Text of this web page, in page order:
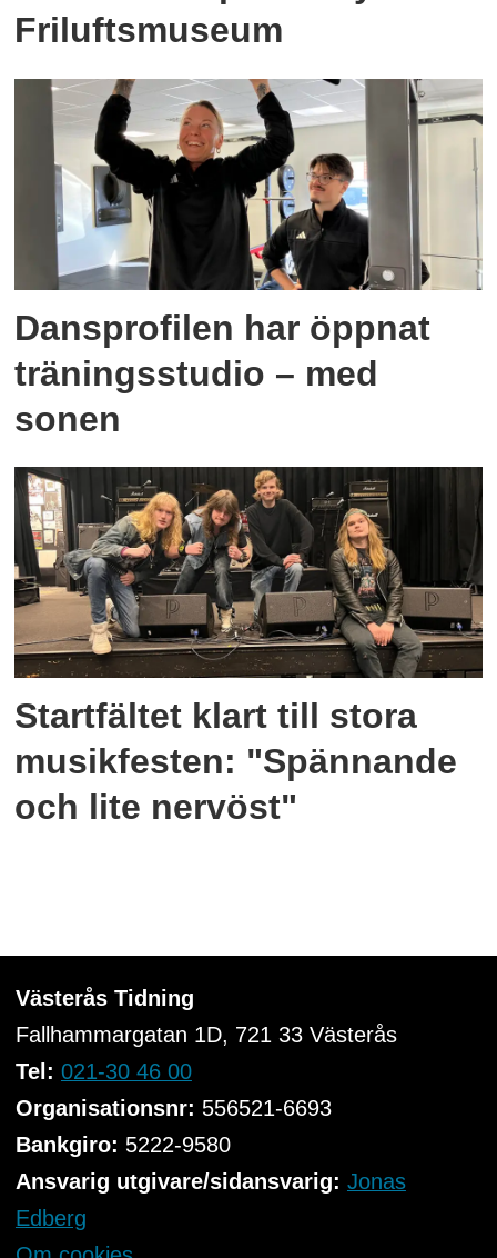
Friluftsmuseum
Dansprofilen har öppnat
träningsstudio – med
sonen
Startfältet klart till stora
musikfesten: "Spännande
och lite nervöst"
Västerås Tidning
Fallhammargatan 1D, 721 33Västerås
Tel: 021-30 46 00
Organisationsnr: 556521-6693
Bankgiro: 5222-9580
Ansvarig utgivare/sidansvarig: Jonas
Edberg